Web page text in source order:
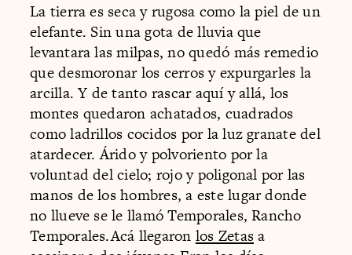
La tierra es seca y rugosa como la piel de un
elefante. Sin una gota de lluvia que
levantara las milpas, no quedó más remedio
que desmoronar los cerros y expurgarles la
arcilla. Y de tanto rascar aquí y allá, los
montes quedaron achatados, cuadrados
como ladrillos cocidos por la luz granate del
atardecer. Árido y polvoriento por la
voluntad del cielo; rojo y poligonal por las
manos de los hombres, a este lugar donde
no llueve se le llamó Temporales, Rancho
Temporales.Acá llegaron los Zetasa